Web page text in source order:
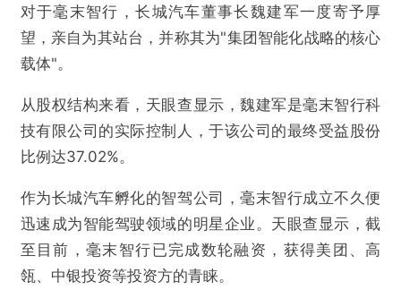
对于毫末智行，长城汽车董事长魏建军一度寄予厚
望，亲自为其站台，并称其为"集团智能化战略的核心
载体"。
从股权结构来看，天眼查显示，魏建军是毫末智行科
技有限公司的实际控制人，于该公司的最终受益股份
比例达37.02%。
作为长城汽车孵化的智驾公司，毫末智行成立不久便
迅速成为智能驾驶领域的明星企业。天眼查显示，截
至目前，毫末智行已完成数轮融资，获得美团、高
瓴、中银投资等投资方的青睐。